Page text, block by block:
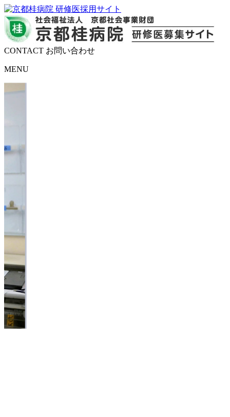
CONTACT お問い合わせ
MENU